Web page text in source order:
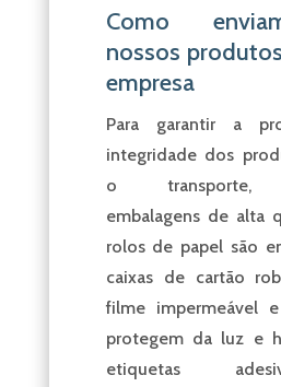
Como
nossos
empresa
Para garantir a
integridade dos
o transporte,
embalagens de alta
rolos de papel são
caixas de cartão
filme impermeável
protegem da luz e
etiquetas